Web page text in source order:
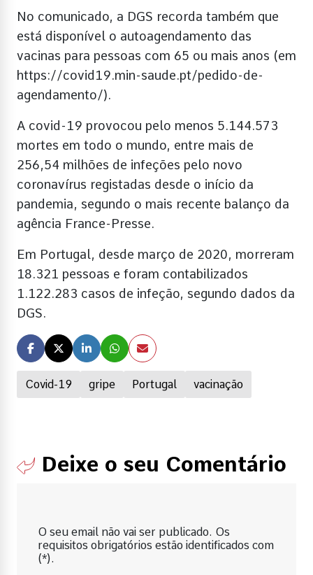
Covid-19 gripe Portugal vacinação
No comunicado, a DGS recorda também que
está disponível o autoagendamento das
vacinas para pessoas com 65 ou mais anos (em
https://covid19.min-saude.pt/pedido-de-
agendamento/).
A covid-19 provocou pelo menos 5.144.573
mortes em todo o mundo, entre mais de
256,54 milhões de infeções pelo novo
coronavírus registadas desde o início da
pandemia, segundo o mais recente balanço da
agência France-Presse.
Em Portugal, desde março de 2020, morreram
18.321 pessoas e foram contabilizados
1.122.283 casos de infeção, segundo dados da
DGS.
Deixe o seu Comentário
O seu email não vai ser publicado. Os
requisitos obrigatórios estão identificados com
(*).